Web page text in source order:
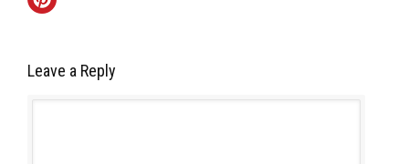
Leave a Reply